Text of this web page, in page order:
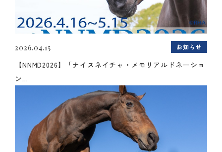
2026.04.15 お知らせ
【NNMD2026】「ナイスネイチャ・メモリアルドネーショ
ン...